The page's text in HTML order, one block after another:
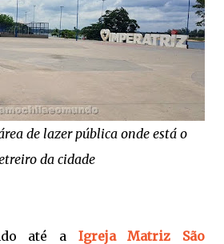
de lazer pública onde está o
da cidade
até a Igreja Matriz São